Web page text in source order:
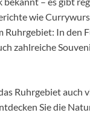
wie
Ruhrgebiet: In den
zahlreiche
Ruhrgebiet auch
Sie die